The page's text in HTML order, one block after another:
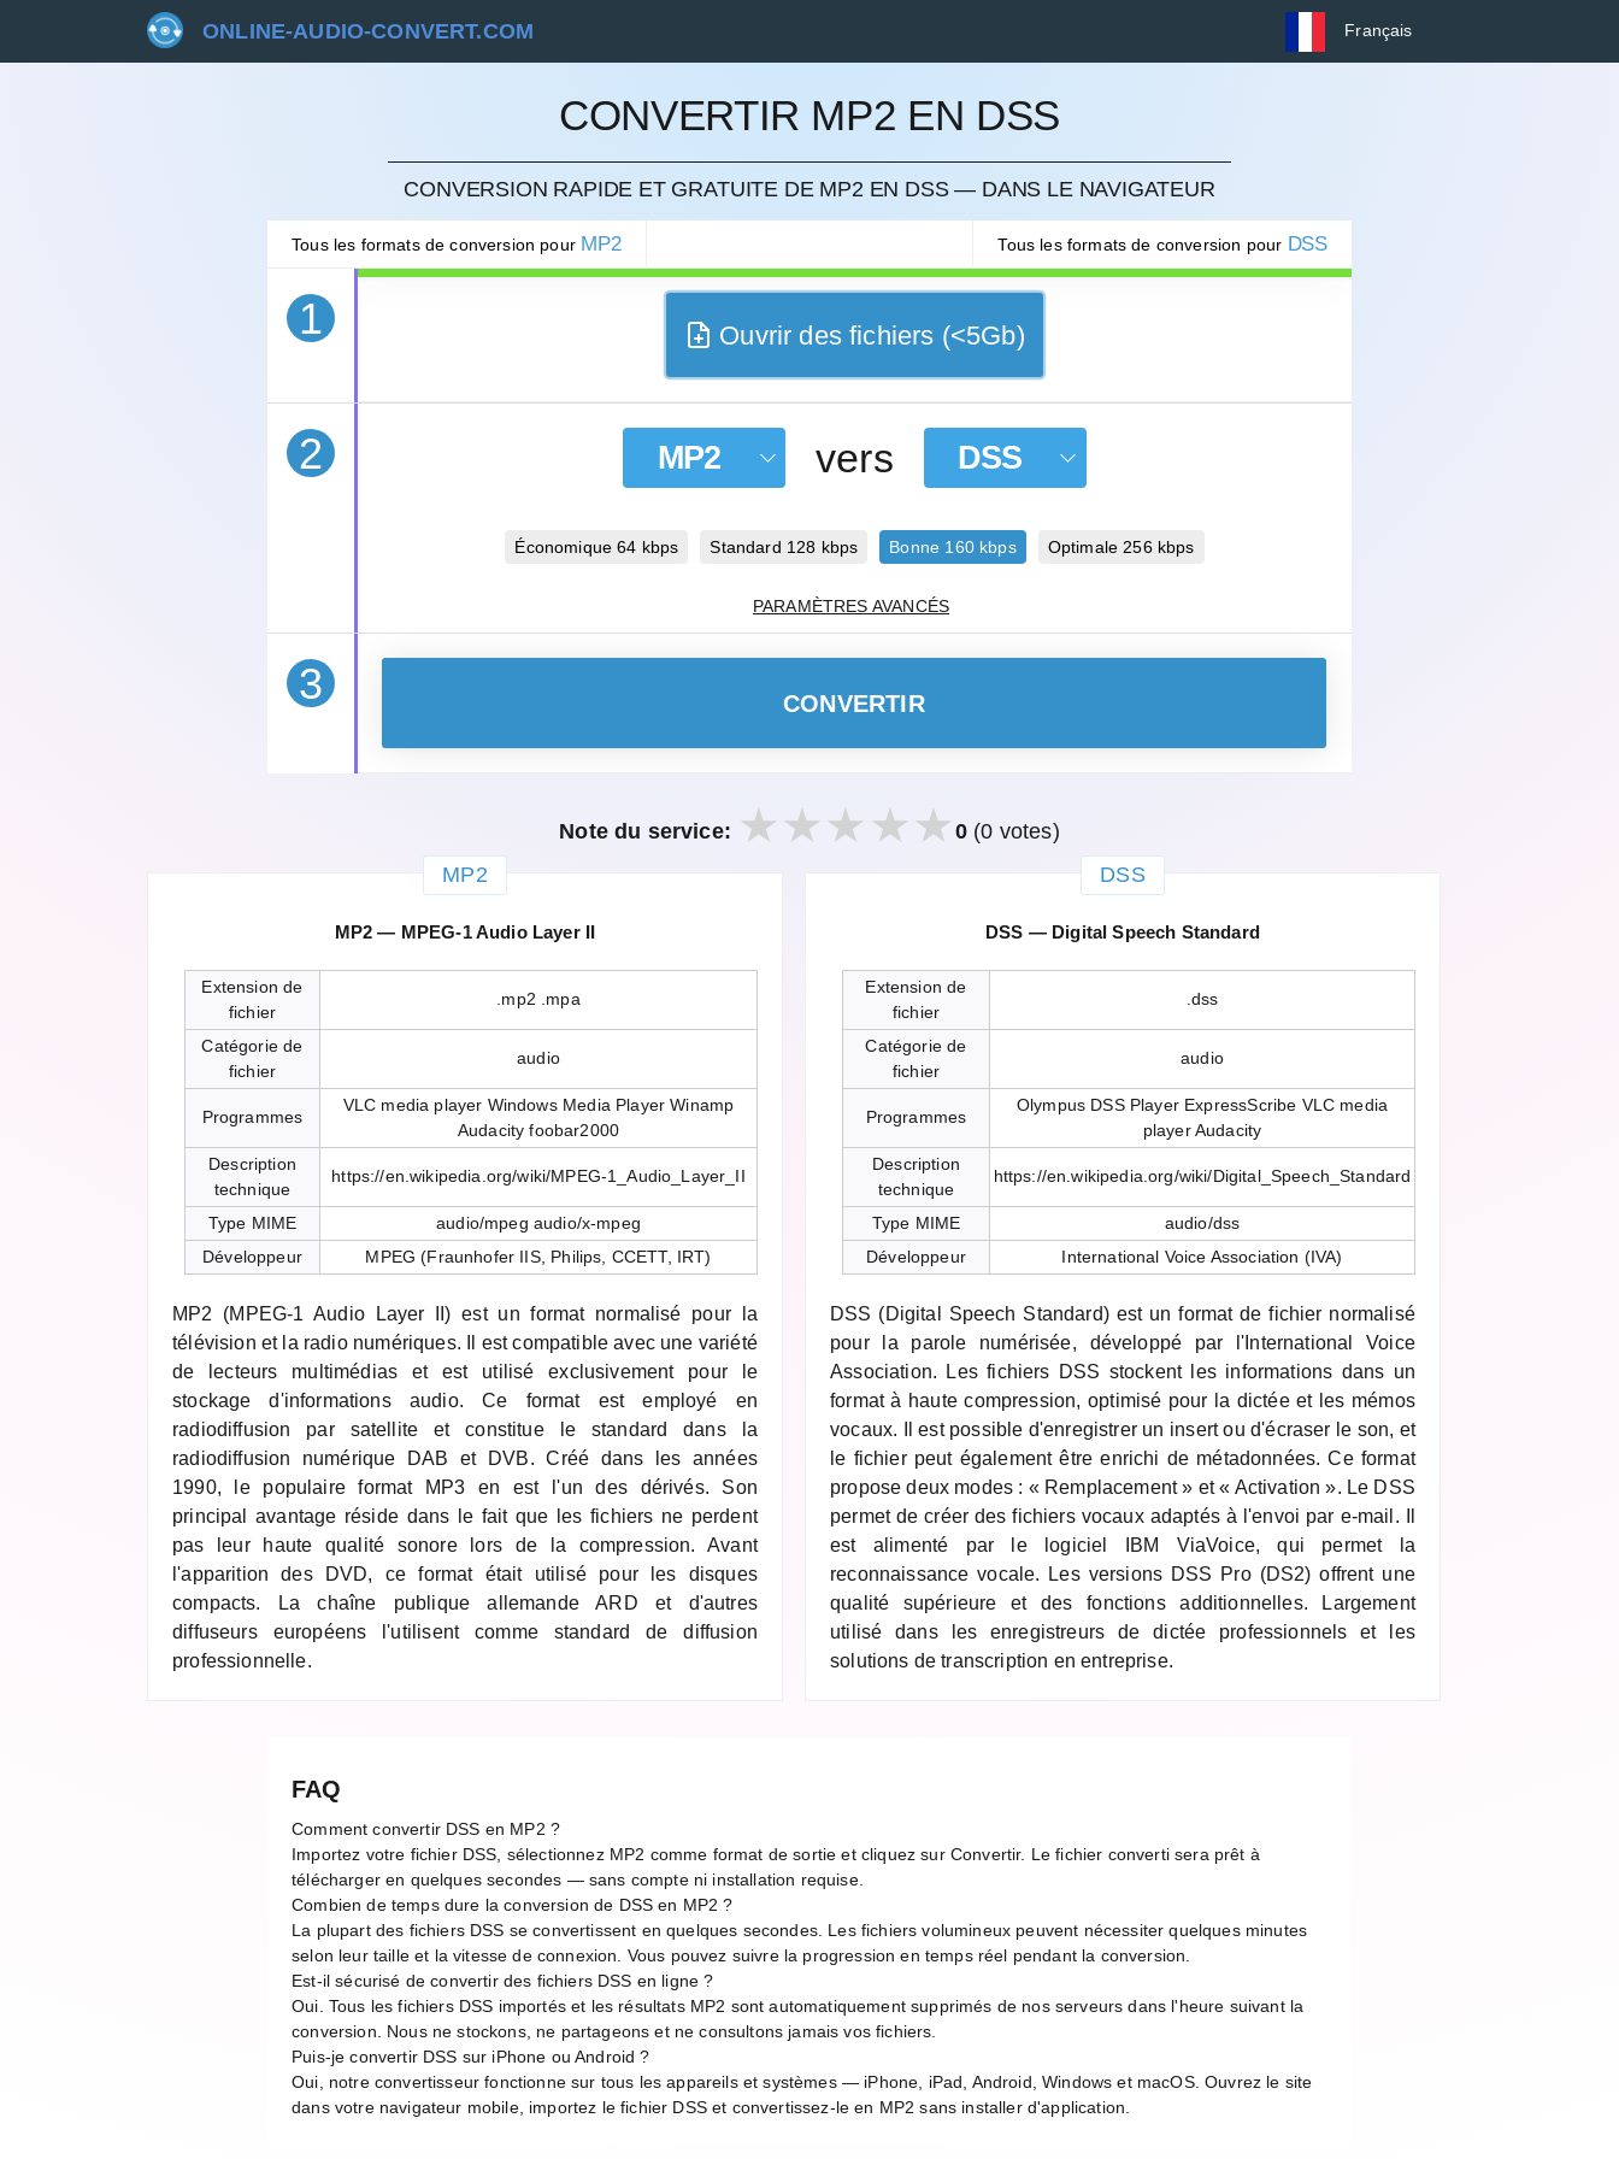
ONLINE-AUDIO-CONVERT.COM Français
CONVERTIR MP2 EN DSS
CONVERSION RAPIDE ET GRATUITE DE MP2 EN DSS — DANS LE NAVIGATEUR
Tous les formats de conversion pour MP2 Tous les formats de conversion pour DSS
1
ANNULER
Ouvrir des fichiers (<5Gb)
2 MP2 vers DSS
Économique 64 kbps Standard 128 kbps Bonne 160 kbps Optimale 256 kbps
PARAMÈTRES AVANCÉS
3 CONVERTIR
Note du service: 0 (0 votes)
MP2
MP2 — MPEG-1 Audio Layer II
Extension de
fichier
.mp2 .mpa
Catégorie de
fichier
audio
Programmes
VLC media player Windows Media Player Winamp
Audacity foobar2000
Description
technique
https://en.wikipedia.org/wiki/MPEG-1_Audio_Layer_II
Type MIME
audio/mpeg audio/x-mpeg
Développeur
MPEG (Fraunhofer IIS, Philips, CCETT, IRT)
MP2 (MPEG-1 Audio Layer II) est un format normalisé pour la
télévision et la radio numériques. Il est compatible avec une variété
de lecteurs multimédias et est utilisé exclusivement pour le
stockage d'informations audio. Ce format est employé en
radiodiffusion par satellite et constitue le standard dans la
radiodiffusion numérique DAB et DVB. Créé dans les années
1990, le populaire format MP3 en est l'un des dérivés. Son
principal avantage réside dans le fait que les fichiers ne perdent
pas leur haute qualité sonore lors de la compression. Avant
l'apparition des DVD, ce format était utilisé pour les disques
compacts. La chaîne publique allemande ARD et d'autres
diffuseurs européens l'utilisent comme standard de diffusion
professionnelle.
DSS
DSS — Digital Speech Standard
Extension de
fichier
.dss
Catégorie de
fichier
audio
Programmes
Olympus DSS Player ExpressScribe VLC media
player Audacity
Description
technique
https://en.wikipedia.org/wiki/Digital_Speech_Standard
Type MIME
audio/dss
Développeur
International Voice Association (IVA)
DSS (Digital Speech Standard) est un format de fichier normalisé
pour la parole numérisée, développé par l'International Voice
Association. Les fichiers DSS stockent les informations dans un
format à haute compression, optimisé pour la dictée et les mémos
vocaux. Il est possible d'enregistrer un insert ou d'écraser le son, et
le fichier peut également être enrichi de métadonnées. Ce format
propose deux modes : « Remplacement » et « Activation ». Le DSS
permet de créer des fichiers vocaux adaptés à l'envoi par e-mail. Il
est alimenté par le logiciel IBM ViaVoice, qui permet la
reconnaissance vocale. Les versions DSS Pro (DS2) offrent une
qualité supérieure et des fonctions additionnelles. Largement
utilisé dans les enregistreurs de dictée professionnels et les
solutions de transcription en entreprise.
FAQ
Comment convertir DSS en MP2 ?
Importez votre fichier DSS, sélectionnez MP2 comme format de sortie et cliquez sur Convertir. Le fichier converti sera prêt à
télécharger en quelques secondes — sans compte ni installation requise.
Combien de temps dure la conversion de DSS en MP2 ?
La plupart des fichiers DSS se convertissent en quelques secondes. Les fichiers volumineux peuvent nécessiter quelques minutes
selon leur taille et la vitesse de connexion. Vous pouvez suivre la progression en temps réel pendant la conversion.
Est-il sécurisé de convertir des fichiers DSS en ligne ?
Oui. Tous les fichiers DSS importés et les résultats MP2 sont automatiquement supprimés de nos serveurs dans l'heure suivant la
conversion. Nous ne stockons, ne partageons et ne consultons jamais vos fichiers.
Puis-je convertir DSS sur iPhone ou Android ?
Oui, notre convertisseur fonctionne sur tous les appareils et systèmes — iPhone, iPad, Android, Windows et macOS. Ouvrez le site
dans votre navigateur mobile, importez le fichier DSS et convertissez-le en MP2 sans installer d'application.